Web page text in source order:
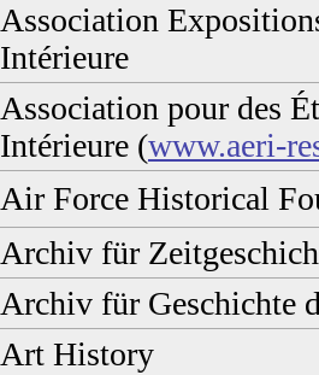
Association
Intérieure
Association pour des
Intérieure (www.aeri-
Air Force Historical
Archiv für
Archiv für Geschichte
Art History